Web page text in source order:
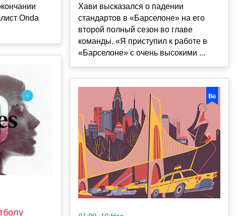
Onda
Хави высказался о падении
стандартов в «Барселоне» на его
второй полный сезон во главе
команды. «Я приступил к работе в
«Барселоне» с очень высокими ...